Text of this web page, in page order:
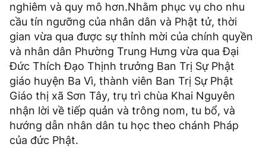
nghiêm và quy mô hơn.Nhằm phục vụ cho nhu
cầu tín ngưỡng của nhân dân và Phật tử, thời
gian vừa qua được sự thỉnh mời của chính quyền
và nhân dân Phường Trung Hưng vừa qua Đại
Đức Thích Đạo Thịnh trưởng Ban Trị Sự Phật
giáo huyện Ba Vì, thành viên Ban Trị Sự Phật
Giáo thị xã Sơn Tây, trụ trì chùa Khai Nguyên
nhận lời về tiếp quản và trông nom, tu bổ, và
hướng dẫn nhân dân tu học theo chánh Pháp
của đức Phật.